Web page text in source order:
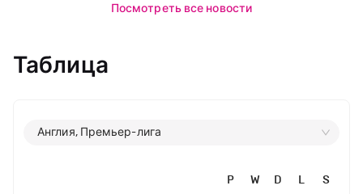
Посмотреть все новости
Таблица
Англия, Премьер-лига
P W D L S